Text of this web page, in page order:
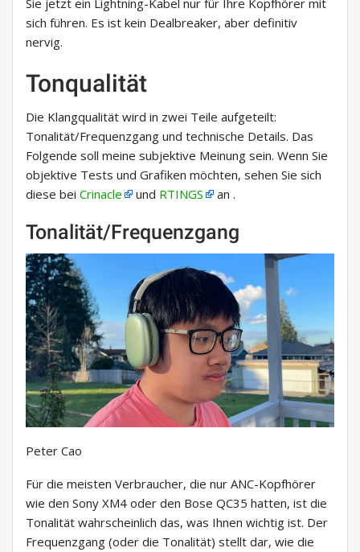
Sie jetzt ein Lightning-Kabel nur für Ihre Kopfhörer mit
sich führen. Es ist kein Dealbreaker, aber definitiv
nervig.
Tonqualität
Die Klangqualität wird in zwei Teile aufgeteilt:
Tonalität/Frequenzgang und technische Details. Das
Folgende soll meine subjektive Meinung sein. Wenn Sie
objektive Tests und Grafiken möchten, sehen Sie sich
diese bei Crinacle und RTINGS an .
Tonalität/Frequenzgang
Peter Cao
Für die meisten Verbraucher, die nur ANC-Kopfhörer
wie den Sony XM4 oder den Bose QC35 hatten, ist die
Tonalität wahrscheinlich das, was Ihnen wichtig ist. Der
Frequenzgang (oder die Tonalität) stellt dar, wie die